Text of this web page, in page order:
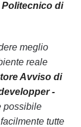
Politecnico di
meglio
reale
Avviso di
-
possibile
tutte